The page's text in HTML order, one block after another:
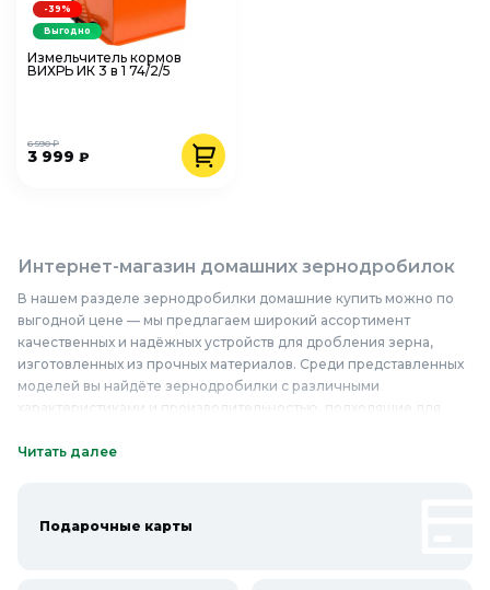
Измельчитель кормов
ВИХРЬ ИК 3 в 1 74/2/5
3 999 ₽
6 590 ₽
-39%
Выгодно
Интернет-магазин домашних зернодробилок
В нашем разделе зернодробилки домашние купить можно по
выгодной цене — мы предлагаем широкий ассортимент
качественных и надёжных устройств для дробления зерна,
изготовленных из прочных материалов. Среди представленных
моделей вы найдёте зернодробилки с различными
характеристиками и производительностью, подходящие для
Наши зернодробилки домашние отличаются высокой
надёжность. Приобретая зернодробилку в нашем интернет-
Читать далее
Подарочные карты